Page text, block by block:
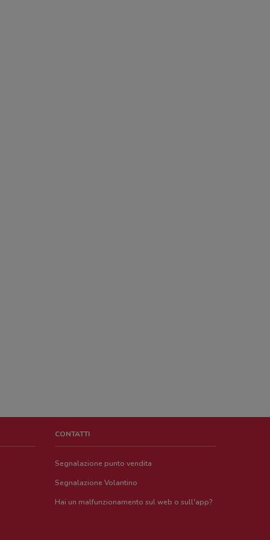
CONTATTI
Segnalazione punto vendita
Segnalazione Volantino
Hai un malfunzionamento sul web o sull'app?